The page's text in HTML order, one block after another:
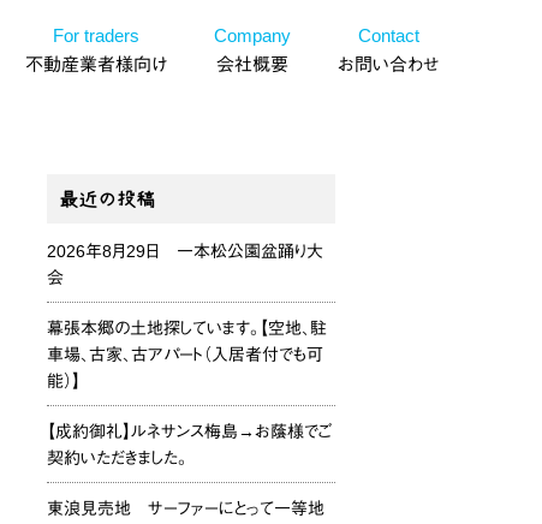
For traders
不動産業者様向け
Company
会社概要
Contact
お問い合わせ
最近の投稿
2026年8月29日 一本松公園盆踊り大
会
幕張本郷の土地探しています。【空地、駐
車場、古家、古アパート（入居者付でも可
能）】
【成約御礼】ルネサンス梅島→お蔭様でご
契約いただきました。
東浪見売地 サーファーにとって一等地